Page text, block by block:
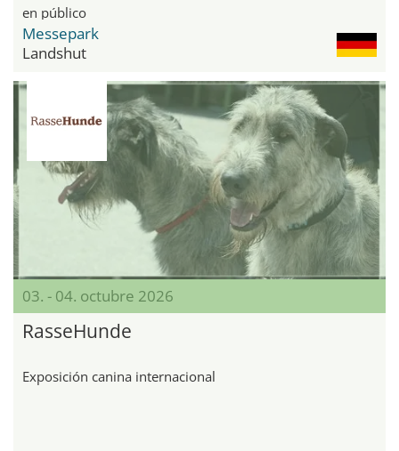
en público
Messepark
Landshut
03. - 04. octubre 2026
RasseHunde
Exposición canina internacional